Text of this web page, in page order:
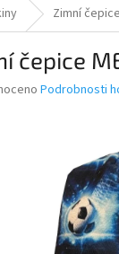
Zimní
čepice
Podrobnosti